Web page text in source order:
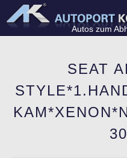
Autos zum
SEAT